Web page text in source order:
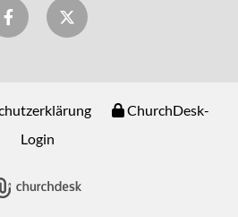
ChurchDesk-
Login